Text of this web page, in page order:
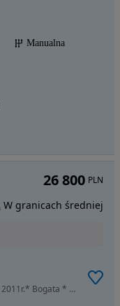
Manualna
1968 cm3 • 170 KM • S-Line * 170 Km CAHA* 2011r.* Bogata * Poł-Skóra * EL.Klapa * Bi-Xenon
26 800 PLN
W granicach średniej